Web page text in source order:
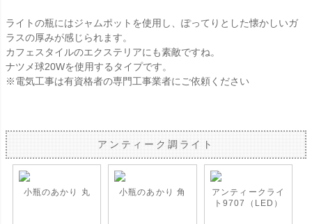
ライトの瓶にはジャムポットを使用し、ぽってりとした懐かしいガ
ラスの厚みが感じられます。
カフェスタイルのエクステリアにも素敵ですね。
ナツメ球20Wを使用するタイプです。
※電気工事は有資格者の専門工事業者にご依頼ください
アンティーク調ライト
小瓶のあかり 丸 小瓶のあかり 角
アンティークライ
ト9707（LED）